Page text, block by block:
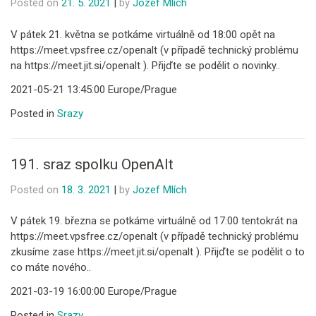
Posted on 21. 5. 2021 by Jozef Mlích
V pátek 21. května se potkáme virtuálně od 18:00 opět na
https://meet.vpsfree.cz/openalt (v případě technický problému
na https://meet.jit.si/openalt ). Přijďte se podělit o novinky..
2021-05-21 13:45:00 Europe/Prague
Posted in Srazy
191. sraz spolku OpenAlt
Posted on 18. 3. 2021 | by Jozef Mlích
V pátek 19. března se potkáme virtuálně od 17:00 tentokrát na
https://meet.vpsfree.cz/openalt (v případě technický problému
zkusíme zase https://meet.jit.si/openalt ). Přijďte se podělit o to
co máte nového..
2021-03-19 16:00:00 Europe/Prague